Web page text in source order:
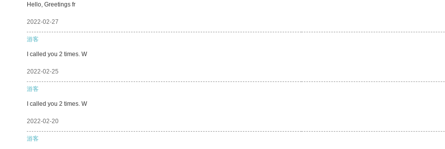
Hello, Greetings fr
2022-02-27
游客
I called you 2 times. W
2022-02-25
游客
I called you 2 times. W
2022-02-20
游客